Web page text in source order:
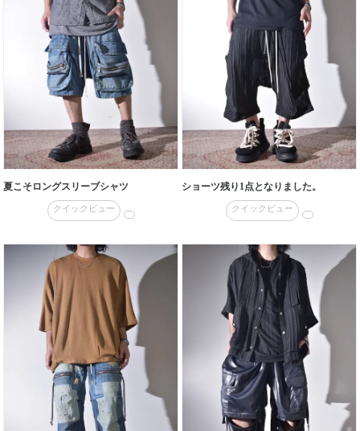
夏こそロングスリーブシャツ
クイックビュー
ショーツ残り1点となりました。
クイックビュー